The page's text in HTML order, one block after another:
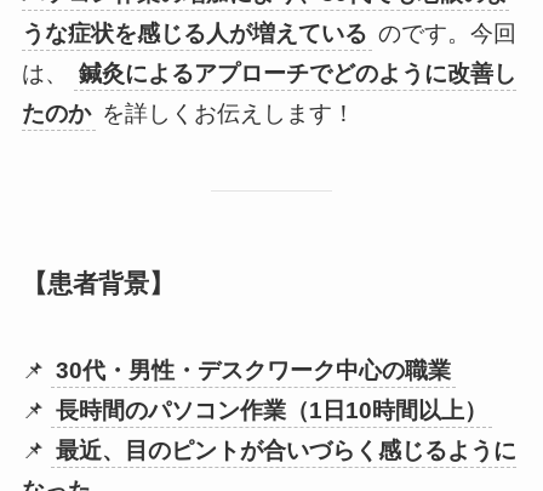
うな症状を感じる人が増えている のです。今回
は、
鍼灸によるアプローチでどのように改善し
たのか を詳しくお伝えします！
【患者背景】
📌 30代・男性・デスクワーク中心の職業
📌 長時間のパソコン作業（1日10時間以上）
📌 最近、目のピントが合いづらく感じるように